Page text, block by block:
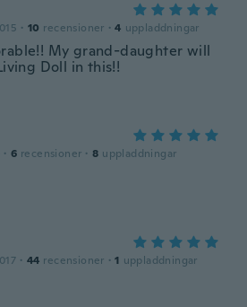
· 10 recensioner · 4 uppladdningar
My grand-daughter will
Doll in this!!
· 6 recensioner · 8 uppladdningar
· 44 recensioner · 1 uppladdningar